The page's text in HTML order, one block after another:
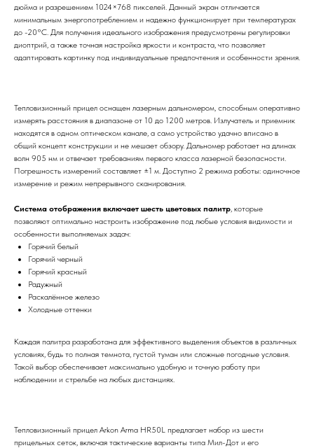
дюйма и разрешением 1024×768 пикселей. Данный экран отличается
минимальным энергопотреблением и надежно функционирует при температурах
до -20°C. Для получения идеального изображения предусмотрены регулировки
диоптрий, а также точная настройка яркости и контраста, что позволяет
адаптировать картинку под индивидуальные предпочтения и особенности зрения.
Тепловизионный прицел оснащен лазерным дальномером, способным оперативно
измерять расстояния в диапазоне от 10 до 1200 метров. Излучатель и приемник
находятся в одном оптическом канале, а само устройство удачно вписано в
общий концепт конструкции и не мешает обзору. Дальномер работает на длинах
волн 905 нм и отвечает требованиям первого класса лазерной безопасности.
Погрешность измерений составляет ±1 м. Доступно 2 режима работы: одиночное
измерение и режим непрерывного сканирования.
Система отображения включает шесть цветовых палитр, которые
позволяют оптимально настроить изображение под любые условия видимости и
особенности выполняемых задач:
Горячий белый
Горячий черный
Горячий красный
Радужный
Раскалённое железо
Холодные оттенки
Каждая палитра разработана для эффективного выделения объектов в различных
условиях, будь то полная темнота, густой туман или сложные погодные условия.
Такой выбор обеспечивает максимально удобную и точную работу при
наблюдении и стрельбе на любых дистанциях.
Тепловизионный прицел Arkon Arma HR50L предлагает набор из шести
прицельных сеток, включая тактические варианты типа Мил-Дот и его